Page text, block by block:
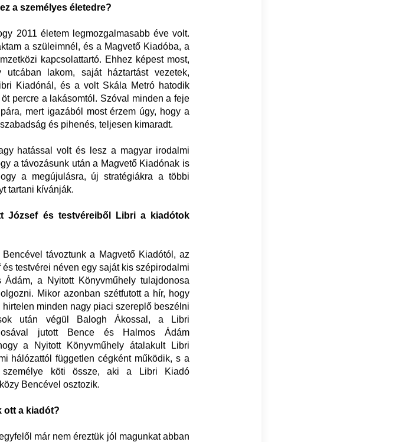
a személyes életedre?
2011 életem legmozgalmasabb éve volt.
a szüleimnél, és a Magvető Kiadóba, a
kapcsolattartó. Ehhez képest most,
lakom, saját háztartást vezetek,
Kiadónál, és a volt Skála Metró hatodik
percre a lakásomtól. Szóval minden a feje
mert igazából most érzem úgy, hogy a
és pihenés, teljesen kimaradt.
hatással volt és lesz a magyar irodalmi
a távozásunk után a Magvető Kiadónak is
a megújulásra, új stratégiákra a többi
tartani kívánják.
József és testvéreiből Libri a kiadótok
távoztunk a Magvető Kiadótól, az
testvérei néven egy saját kis szépirodalmi
a Nyitott Könyvműhely tulajdonosa
Mikor azonban szétfutott a hír, hogy
minden nagy piaci szereplő beszélni
után végül Balogh Ákossal, a Libri
jutott Bence és Halmos Ádám
a Nyitott Könyvműhely átalakult Libri
hálózattól független cégként működik, s a
köti össze, aki a Libri Kiadó
Bencével osztozik.
ott a kiadót?
már nem éreztük jól magunkat abban